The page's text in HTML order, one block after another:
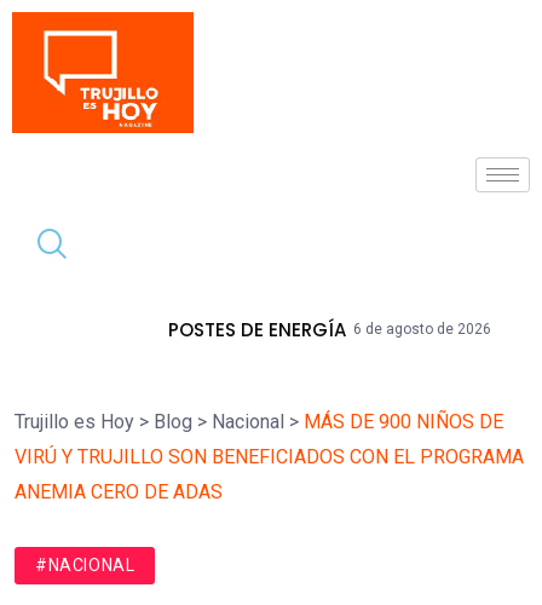
DE ENERGÍA 6 de agosto de 2026 La Libertad
Trujillo es Hoy > Blog > Nacional > MÁS DE 900 NIÑOS DE
VIRÚ Y TRUJILLO SON BENEFICIADOS CON EL PROGRAMA
ANEMIA CERO DE ADAS
#NACIONAL